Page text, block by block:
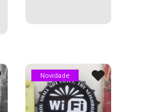
Novidade